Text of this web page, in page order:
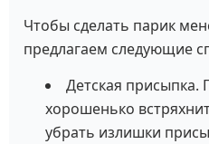
Чтобы сделать парик
предлагаем следующие
Детская присыпка.
хорошенько
убрать излишки